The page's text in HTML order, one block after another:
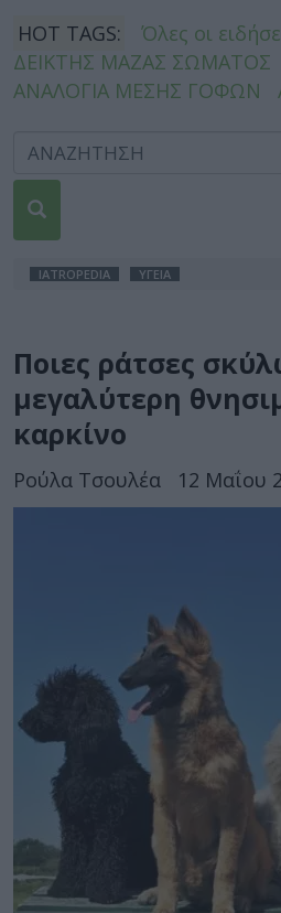
HOT TAGS:
Όλες οι
ΔΕΙΚΤΗΣ ΜΑΖΑΣ ΣΩΜΑΤΟΣ
ΑΝΑΛΟΓΙΑ ΜΕΣΗΣ ΓΟΦΩΝ
IATROPEDIA ΥΓΕΙΑ
Ποιες ράτσες
μεγαλύτερη
καρκίνο
Ρούλα Τσουλέα 12 Μαΐου